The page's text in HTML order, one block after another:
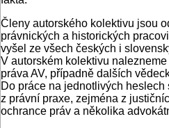
Členy autorského kolektivu jsou
právnických a historických
vyšel ze všech českých i
V autorském kolektivu
práva AV, případně dalších
Do práce na jednotlivých
z právní praxe, zejména z
ochrance práv a několika